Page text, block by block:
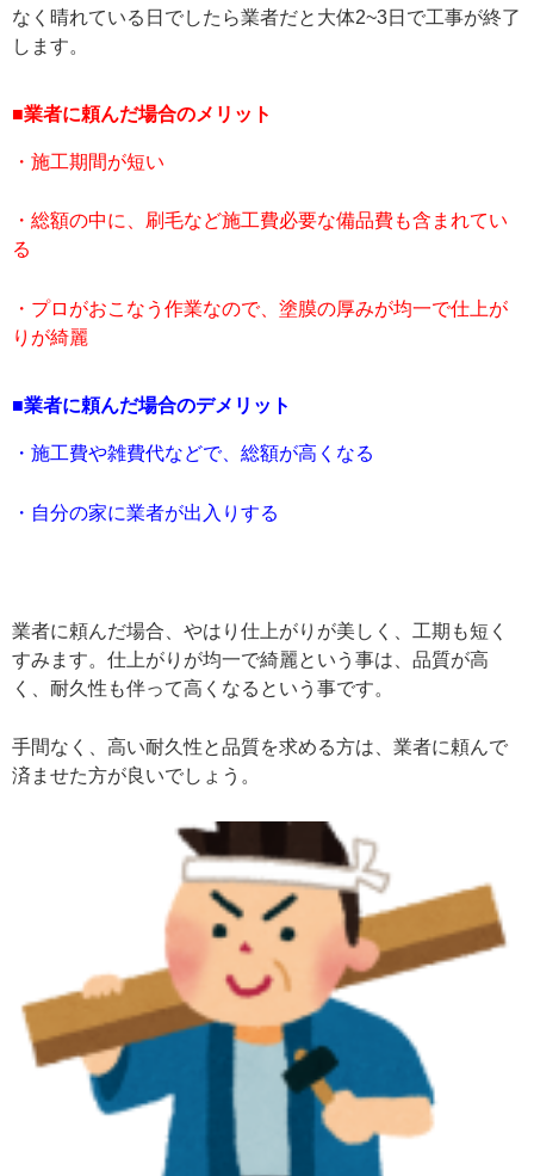
なく晴れている日でしたら業者だと大体2~3日で工事が終了
します。
■業者に頼んだ場合のメリット
・施工期間が短い
・総額の中に、刷毛など施工費必要な備品費も含まれてい
る
・プロがおこなう作業なので、塗膜の厚みが均一で仕上が
りが綺麗
■業者に頼んだ場合のデメリット
・施工費や雑費代などで、総額が高くなる
・自分の家に業者が出入りする
業者に頼んだ場合、やはり仕上がりが美しく、工期も短く
すみます。仕上がりが均一で綺麗という事は、品質が高
く、耐久性も伴って高くなるという事です。
手間なく、高い耐久性と品質を求める方は、業者に頼んで
済ませた方が良いでしょう。